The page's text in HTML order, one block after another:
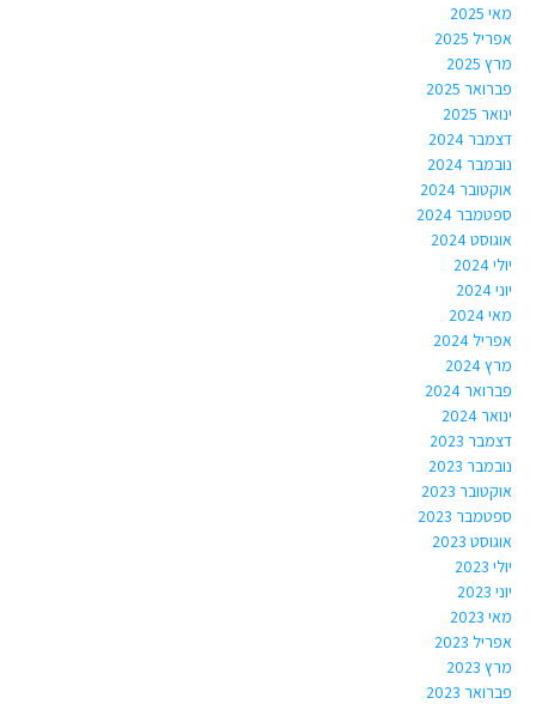
מאי 2025
אפריל 2025
מרץ 2025
פברואר 2025
ינואר 2025
דצמבר 2024
נובמבר 2024
אוקטובר 2024
ספטמבר 2024
אוגוסט 2024
יולי 2024
יוני 2024
מאי 2024
אפריל 2024
מרץ 2024
פברואר 2024
ינואר 2024
דצמבר 2023
נובמבר 2023
אוקטובר 2023
ספטמבר 2023
אוגוסט 2023
יולי 2023
יוני 2023
מאי 2023
אפריל 2023
מרץ 2023
פברואר 2023